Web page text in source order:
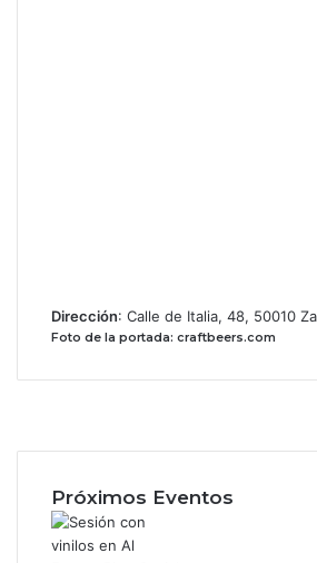
Dirección: Calle de Italia, 48, 50010
Foto de la portada: craftbeers.com
Próximos Eventos